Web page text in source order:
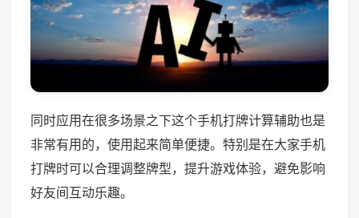
同时应用在很多场景之下这个手机打牌计算辅助也是
非常有用的，使用起来简单便捷。特别是在大家手机
打牌时可以合理调整牌型，提升游戏体验，避免影响
好友间互动乐趣。